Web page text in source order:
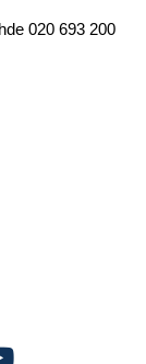
020 693 200